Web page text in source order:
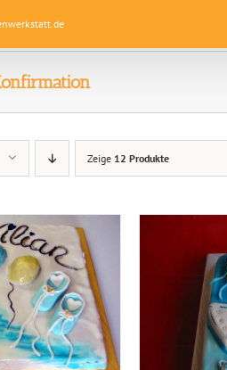
Zeige 12 Produkte